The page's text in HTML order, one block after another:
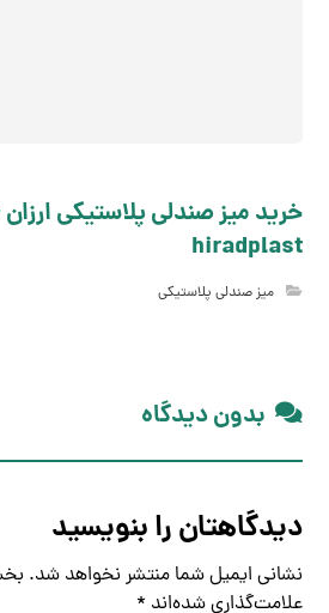
خرید میز صندلی پلاستیکی
hiradplast
میز صندلی پلاستیکی
بدون دیدگاه
دیدگاهتان را بنویسید
نشانی ایمیل شما منتشر نخواهد شد.
علامت‌گذاری شده‌اند *